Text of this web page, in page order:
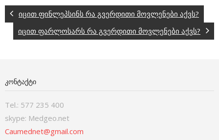
იცით ფინლეპსინს რა გვერდითი მოვლენები აქვს?
იცით ფარლოსარს რა გვერდითი მოვლენები აქვს?
ᲙᲝᲜᲢᲐᲥᲢᲘ
Tel.: 577 235 400
skype: Medgeo.net
Caumednet@gmail.com